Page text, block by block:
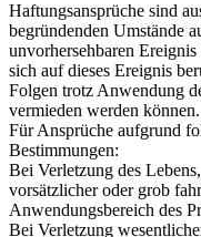
Haftungsansprüche sind
begründenden Umstände
unvorhersehbaren
sich auf dieses Ereignis
Folgen trotz Anwendung
vermieden werden können.
Für Ansprüche aufgrund
Bestimmungen:
Bei Verletzung des
vorsätzlicher oder grob
Anwendungsbereich des
Bei Verletzung